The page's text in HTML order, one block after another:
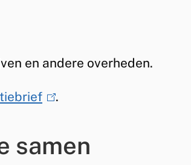
en andere overheden.
i
.
samen